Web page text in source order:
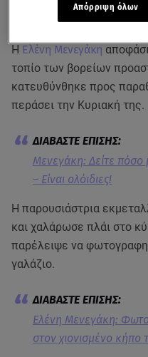
Όσα είχε πει η παρουσιάστρια
Η Ελένη Μενεγάκη
τοπίο των βορείων
κατευθύνθηκε προς
περάσει την Κυριακή της.
Μενεγάκη: Δείτε
– Είναι ολόιδιες!
Η παρουσιάστρια
και χαλάρωσε πλάι στο
παρέλειψε να
γαλάζιο.
Ελένη Μενεγάκη:
στον χιονισμένο κήπο
Απόρριψη όλων